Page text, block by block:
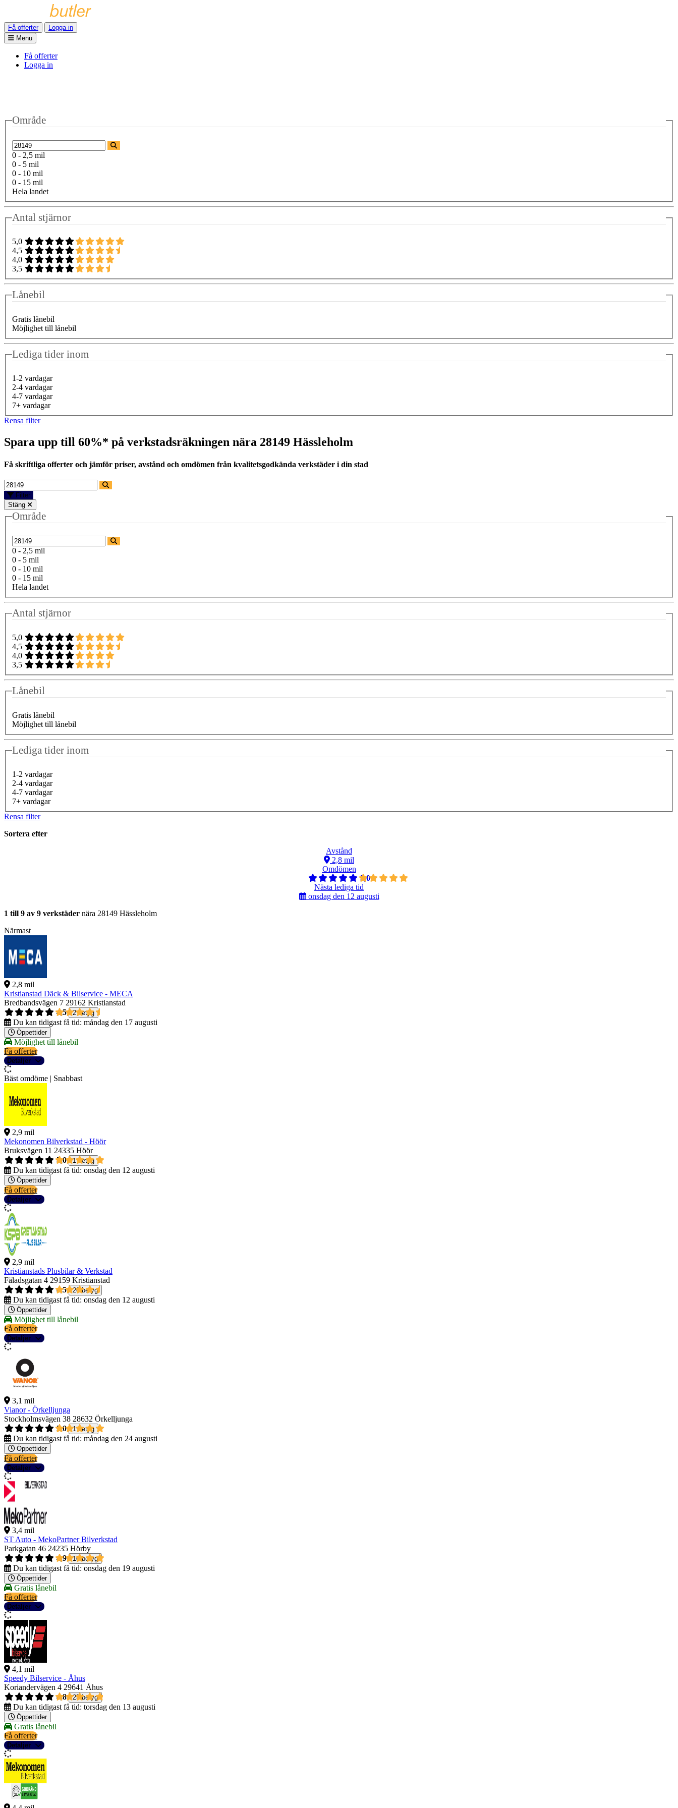
Få offerter
Logga in
Menu
Få offerter
Logga in
Område
0 - 2,5 mil
0 - 5 mil
0 - 10 mil
0 - 15 mil
Hela landet
Antal stjärnor
5,0
4,5
4,0
3,5
Lånebil
Gratis lånebil
Möjlighet till lånebil
Lediga tider inom
1-2 vardagar
2-4 vardagar
4-7 vardagar
7+ vardagar
Rensa filter
Spara upp till 60%* på verkstadsräkningen nära 28149 Hässleholm
Få skriftliga offerter och jämför priser, avstånd och omdömen från kvalitetsgodkända verkstäder i din stad
Filter
Stäng
Område
0 - 2,5 mil
0 - 5 mil
0 - 10 mil
0 - 15 mil
Hela landet
Antal stjärnor
5,0
4,5
4,0
3,5
Lånebil
Gratis lånebil
Möjlighet till lånebil
Lediga tider inom
1-2 vardagar
2-4 vardagar
4-7 vardagar
7+ vardagar
Rensa filter
Sortera efter
Avstånd
2,8 mil
Omdömen
5,0
Nästa lediga tid
onsdag den 12 augusti
1 till 9 av 9 verkstäder nära 28149 Hässleholm
Närmast
2,8 mil
Kristianstad Däck & Bilservice - MECA
Bredbandsvägen 7 29162 Kristianstad
4,5
2 betyg
Du kan tidigast få tid: måndag den 17 augusti
Öppettider
Möjlighet till lånebil
Få offerter
Detaljer
Bäst omdöme | Snabbast
2,9 mil
Mekonomen Bilverkstad - Höör
Bruksvägen 11 24335 Höör
5,0
1 betyg
Du kan tidigast få tid: onsdag den 12 augusti
Öppettider
Få offerter
Detaljer
2,9 mil
Kristianstads Plusbilar & Verkstad
Fäladsgatan 4 29159 Kristianstad
4,5
26 betyg
Du kan tidigast få tid: onsdag den 12 augusti
Öppettider
Möjlighet till lånebil
Få offerter
Detaljer
3,1 mil
Vianor - Örkelljunga
Stockholmsvägen 38 28632 Örkelljunga
5,0
1 betyg
Du kan tidigast få tid: måndag den 24 augusti
Öppettider
Få offerter
Detaljer
3,4 mil
ST Auto - MekoPartner Bilverkstad
Parkgatan 46 24235 Hörby
4,9
10 betyg
Du kan tidigast få tid: onsdag den 19 augusti
Öppettider
Gratis lånebil
Få offerter
Detaljer
4,1 mil
Speedy Bilservice - Åhus
Koriandervägen 4 29641 Åhus
4,8
25 betyg
Du kan tidigast få tid: torsdag den 13 augusti
Öppettider
Gratis lånebil
Få offerter
Detaljer